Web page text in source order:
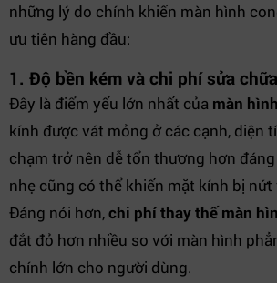
những lý do chính khiến màn hình
ưu tiên hàng đầu:
1. Độ bền kém và chi phí sửa
Đây là điểm yếu lớn nhất của màn
kính được vát mỏng ở các cạnh, diện
chạm trở nên dễ tổn thương hơn
nhẹ cũng có thể khiến mặt kính bị
Đáng nói hơn,chi phí thay thế màn
đắt đỏ hơn nhiều so với màn hình
chính lớn cho người dùng.